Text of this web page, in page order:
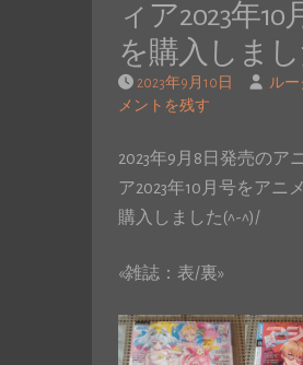
ィア2023年10
を購入しまし
2023年9月10日 ルー
メントを残す
2023年9月8日発売のア
ア2023年10月号をアニ
購入しました(^-^)/
«雑誌：表/裏»